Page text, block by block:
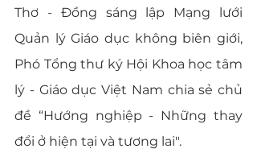
Thơ - Đồng sáng lập Mạng lưới
Quản lý Giáo dục không biên giới,
Phó Tổng thư ký Hội Khoa học tâm
lý - Giáo dục Việt Nam chia sẻ chủ
đề “Hướng nghiệp - Những thay
đổi ở hiện tại và tương lai".